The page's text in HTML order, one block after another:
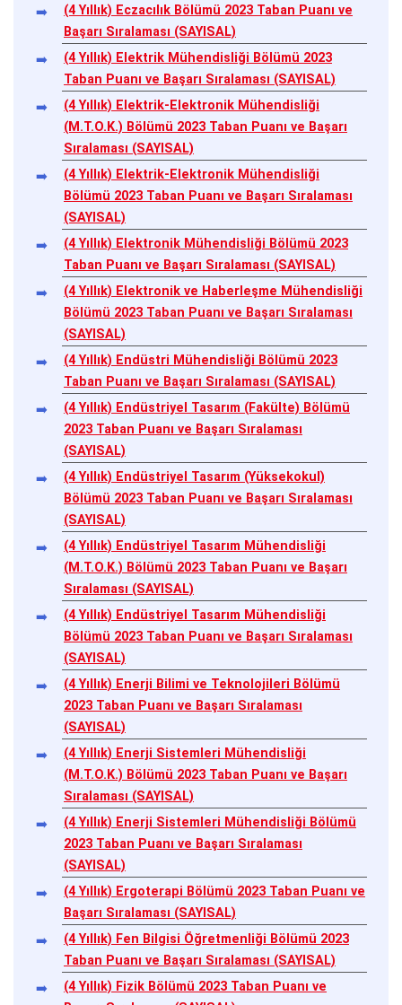
(4 Yıllık) Eczacılık Bölümü 2023 Taban Puanı ve
Başarı Sıralaması (SAYISAL)
(4 Yıllık) Elektrik Mühendisliği Bölümü 2023
Taban Puanı ve Başarı Sıralaması (SAYISAL)
(4 Yıllık) Elektrik-Elektronik Mühendisliği
(M.T.O.K.) Bölümü 2023 Taban Puanı ve Başarı
Sıralaması (SAYISAL)
(4 Yıllık) Elektrik-Elektronik Mühendisliği
Bölümü 2023 Taban Puanı ve Başarı Sıralaması
(SAYISAL)
(4 Yıllık) Elektronik Mühendisliği Bölümü 2023
Taban Puanı ve Başarı Sıralaması (SAYISAL)
(4 Yıllık) Elektronik ve Haberleşme Mühendisliği
Bölümü 2023 Taban Puanı ve Başarı Sıralaması
(SAYISAL)
(4 Yıllık) Endüstri Mühendisliği Bölümü 2023
Taban Puanı ve Başarı Sıralaması (SAYISAL)
(4 Yıllık) Endüstriyel Tasarım (Fakülte) Bölümü
2023 Taban Puanı ve Başarı Sıralaması
(SAYISAL)
(4 Yıllık) Endüstriyel Tasarım (Yüksekokul)
Bölümü 2023 Taban Puanı ve Başarı Sıralaması
(SAYISAL)
(4 Yıllık) Endüstriyel Tasarım Mühendisliği
(M.T.O.K.) Bölümü 2023 Taban Puanı ve Başarı
Sıralaması (SAYISAL)
(4 Yıllık) Endüstriyel Tasarım Mühendisliği
Bölümü 2023 Taban Puanı ve Başarı Sıralaması
(SAYISAL)
(4 Yıllık) Enerji Bilimi ve Teknolojileri Bölümü
2023 Taban Puanı ve Başarı Sıralaması
(SAYISAL)
(4 Yıllık) Enerji Sistemleri Mühendisliği
(M.T.O.K.) Bölümü 2023 Taban Puanı ve Başarı
Sıralaması (SAYISAL)
(4 Yıllık) Enerji Sistemleri Mühendisliği Bölümü
2023 Taban Puanı ve Başarı Sıralaması
(SAYISAL)
(4 Yıllık) Ergoterapi Bölümü 2023 Taban Puanı ve
Başarı Sıralaması (SAYISAL)
(4 Yıllık) Fen Bilgisi Öğretmenliği Bölümü 2023
Taban Puanı ve Başarı Sıralaması (SAYISAL)
(4 Yıllık) Fizik Bölümü 2023 Taban Puanı ve